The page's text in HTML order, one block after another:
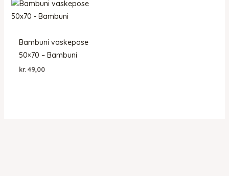
Bambuni vaskepose
50×70 – Bambuni
kr. 49,00